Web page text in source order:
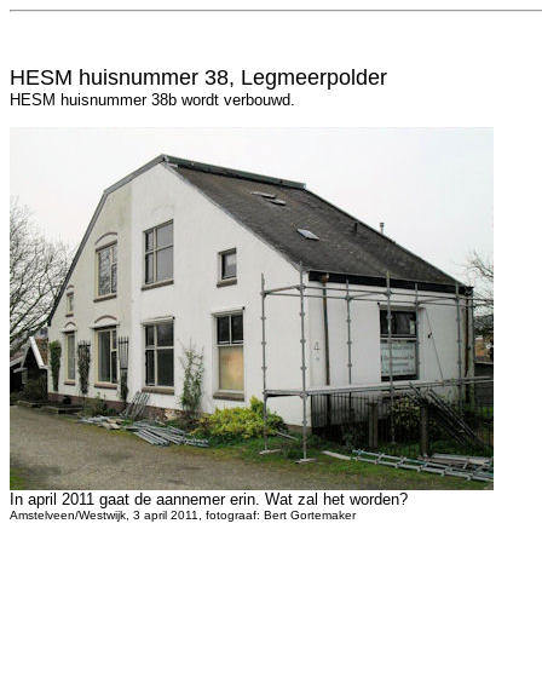
HESM huisnummer 38, Legmeerpolder
HESM huisnummer 38b wordt verbouwd.
In april 2011 gaat de aannemer erin. Wat zal het worden?
Amstelveen/Westwijk, 3 april 2011, fotograaf: Bert Gortemaker